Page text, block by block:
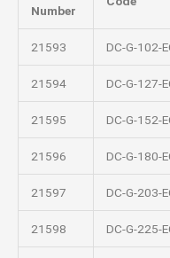
Number
21593 DC-G-102-
21594 DC-G-127-
21595 DC-G-152-
21596 DC-G-180-
21597 DC-G-203-
21598 DC-G-225-